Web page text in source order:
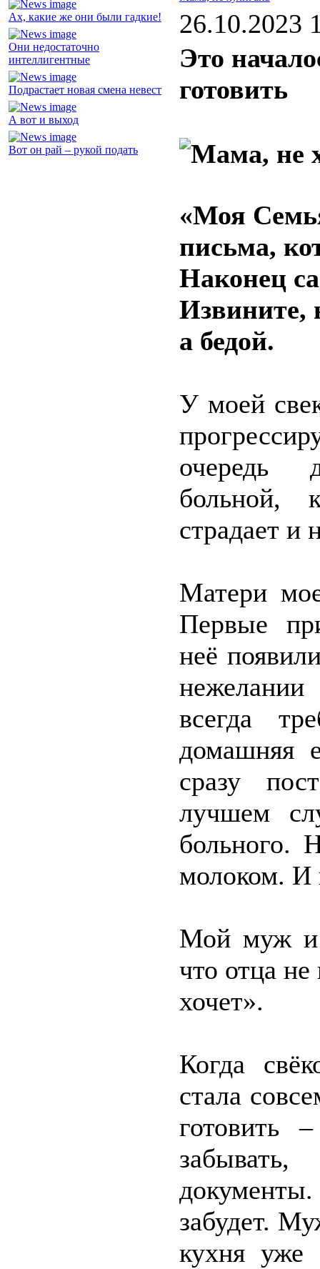
Ах, какие же они были гадкие!
Они недостаточно
интеллигентные
Подрастает новая смена невест
А вот и выход
Вот он рай – рукой подать
26.10.2023
Это
готовить
«Моя
письма,
Наконец
Извините,
а бедой.
У моей
очередь
больной,
страдает и
Матери
Первые
неё
всегда
домашняя
сразу
лучшем
больного.
молоком. И
Мой муж и
что отца
хочет».
Когда
стала
готовить
забудет.
кухня уже